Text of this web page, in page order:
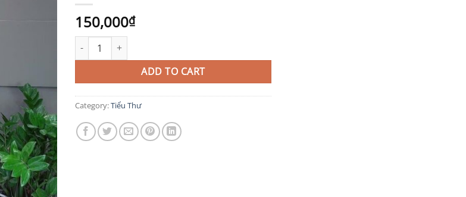
150,000₫
TIT261 quantity
ADD TO CART
Category:Tiểu Thư